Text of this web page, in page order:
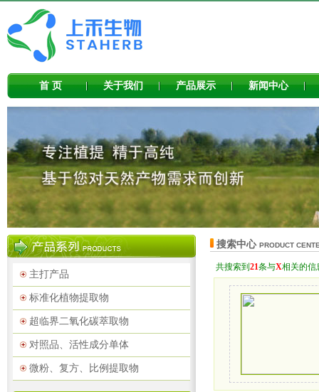
首 页 关于我们 产品展示 新闻中心
主打产品
标准化植物提取物
超临界二氧化碳萃取物
对照品、活性成分单体
微粉、复方、比例提取物
搜索中心 PRODUCT
共搜索到 21条与X相关的信